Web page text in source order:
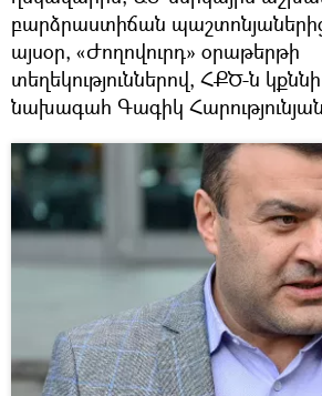
բարձրաստիճան
այսօր, «Ժողովուրդ» օրաթերթի
տեղեկություններով, ՀՔԾ-ն
նախագահ Գագիկ